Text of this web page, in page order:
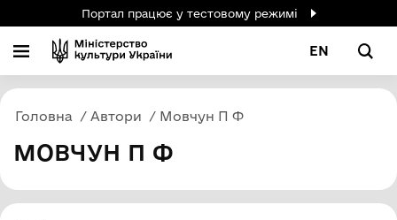
Портал працює у тестовому режимі
EN
Головна Автори Мовчун П Ф
МОВЧУН П Ф